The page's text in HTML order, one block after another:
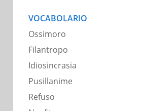
VOCABOLARIO
Ossimoro
Filantropo
Idiosincrasia
Pusillanime
Refuso